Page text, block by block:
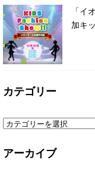
「イ
加キ
カテゴリー
アーカイブ